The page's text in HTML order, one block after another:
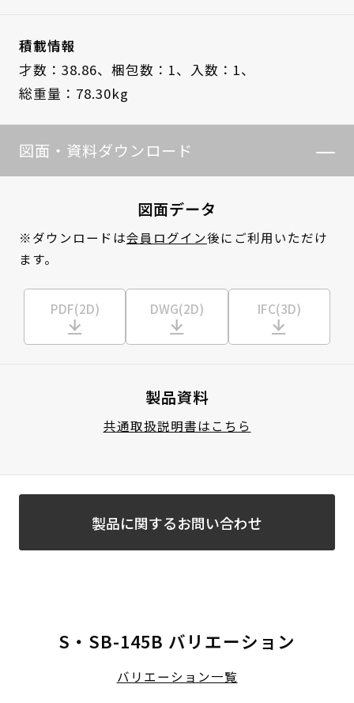
積載情報
才数：38.86、 梱包数：1、 入数：1、
総重量：78.30kg
図面・資料ダウンロード
図面データ
※ダウンロードは会員ログイン後にご利用いただけ
ます。
PDF(2D) DWG(2D) IFC(3D)
製品資料
共通取扱説明書はこちら
製品に関するお問い合わせ
S・SB-145B バリエーション
バリエーション一覧